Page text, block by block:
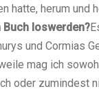
hatte, herum und
loswerden?
und Cormias
mag ich
oder zumindest